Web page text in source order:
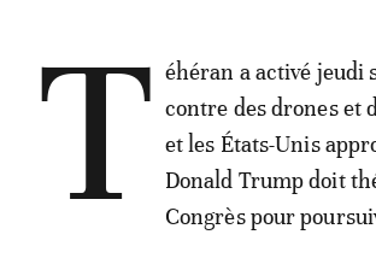
T éhéran a activé jeudi
contre des drones et
et les États-Unis
Donald Trump doit
Congrès pour